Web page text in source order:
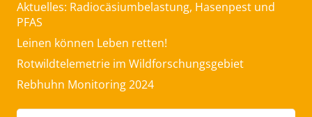
Aktuelles: Radiocäsiumbelastung, Hasenpest und
PFAS
Leinen können Leben retten!
Rotwildtelemetrie im Wildforschungsgebiet
Rebhuhn Monitoring 2024